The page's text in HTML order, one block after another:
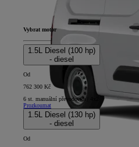
Vybrat motor
1.5L Diesel (100 hp)
- diesel
Od
762 300 Kč
6 st. manuální převodovka | 4x2
Prozkoumat
1.5L Diesel (130 hp)
- diesel
Od